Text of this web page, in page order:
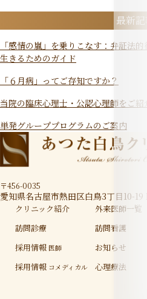
最新記
「感情の嵐」を乗りこなす：弁証法
生きるためのガイド
「６月病」ってご存知ですか？
当院の臨床心理士・公認心理師をご紹
単発グループプログラムのご案内
〒456-0035
愛知県名古屋市熱田区白鳥3丁目10-19
クリニック紹介
訪問診療
採用情報 医師
採用情報 コメディカル
外来医師一覧
訪問看護
お知らせ
心理療法